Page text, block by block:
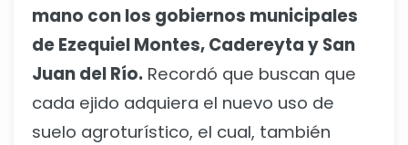
mano con los gobiernos municipales
de Ezequiel Montes, Cadereyta y San
Juan del Río. Recordó que buscan que
cada ejido adquiera el nuevo uso de
suelo agroturístico, el cual, también